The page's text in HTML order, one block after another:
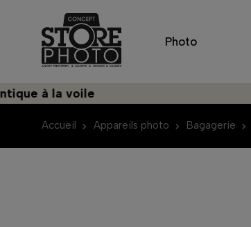
Photo
à la voile
Accueil Appareils photo Bagagerie